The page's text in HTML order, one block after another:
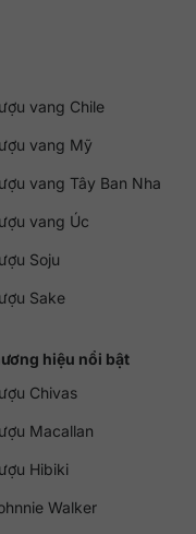
vang Chile
vang Mỹ
vang Tây Ban Nha
vang Úc
Soju
Sake
hiệu nổi bật
Chivas
Macallan
Hibiki
Walker